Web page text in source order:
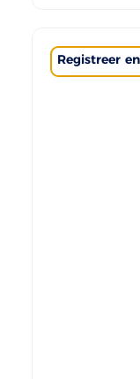
Registreer